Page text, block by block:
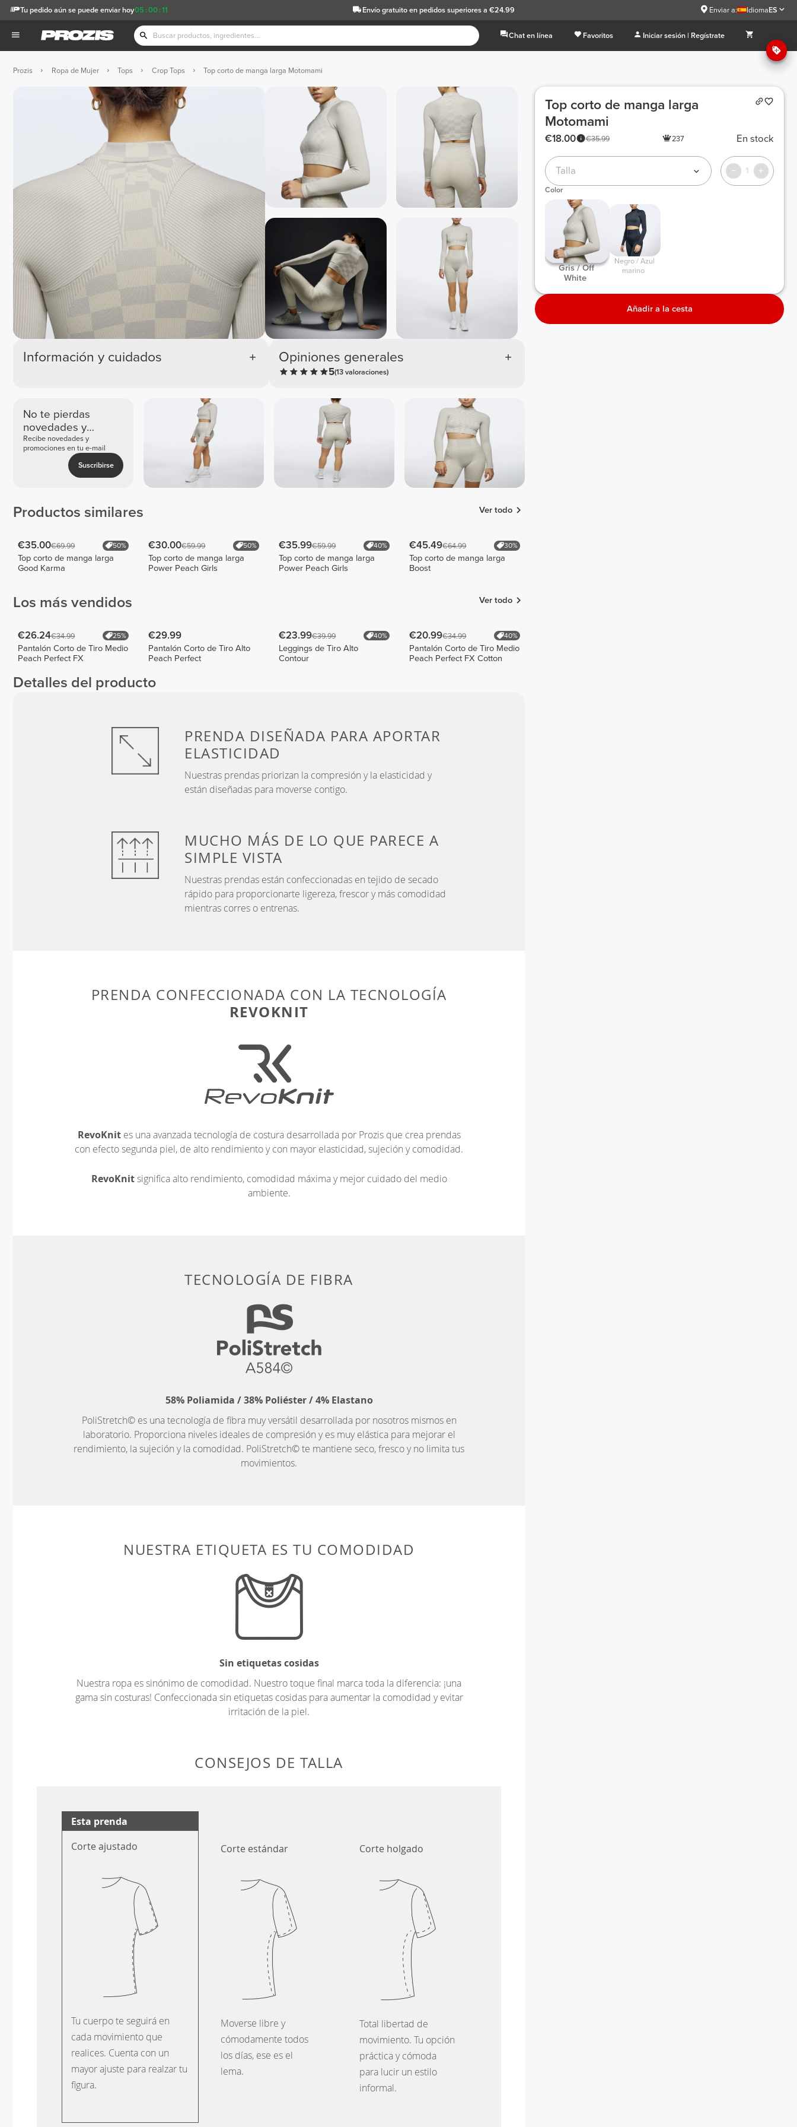
05 :00 :10
Tu pedido aún se puede enviar hoy Envío gratuitoen pedidos superiores a €24.99 Enviar a: IdiomaES
Chat en línea Favoritos Iniciar sesión | Regístrate
Prozis Ropa de Mujer Tops Crop Tops Top corto de manga larga Motomami
Información y cuidados Opiniones generales
5(13 valoraciones)
No te pierdas
novedades y
ofertas exclusivas
Recibe novedades y
promociones en tu e-mail
Suscribirse
Productos similares Ver todo
€35.00€69.99 50%
Top corto de manga larga
Good Karma
€30.00€59.99 50%
Top corto de manga larga
Power Peach Girls
€35.99€59.99 40%
Top corto de manga larga
Power Peach Girls
€45.49€64.99 30%
Top corto de manga larga
Boost
Los más vendidos Ver todo
€26.24€34.99 25%
Pantalón Corto de Tiro Medio
Peach Perfect FX
€29.99
Pantalón Corto de Tiro Alto
Peach Perfect
€23.99€39.99 40%
Leggings de Tiro Alto
Contour
€20.99€34.99 40%
Pantalón Corto de Tiro Medio
Peach Perfect FX Cotton
Detalles del producto
PRENDA DISEÑADA PARA APORTAR
ELASTICIDAD
Nuestras prendas priorizan la compresión y la elasticidad y
están diseñadas para moverse contigo.
MUCHO MÁS DE LO QUE PARECE A
SIMPLE VISTA
Nuestras prendas están confeccionadas en tejido de secado
rápido para proporcionarte ligereza, frescor y más comodidad
mientras corres o entrenas.
PRENDA CONFECCIONADA CON LA TECNOLOGÍA
REVOKNIT
RevoKnites una avanzada tecnología de costura desarrollada por Prozis que crea prendas
con efecto segunda piel, de alto rendimiento y con mayor elasticidad, sujeción y comodidad.
RevoKnitsignifica alto rendimiento, comodidad máxima y mejor cuidado del medio
ambiente.
TECNOLOGÍA DE FIBRA
58% Poliamida / 38% Poliéster / 4% Elastano
PoliStretch© es una tecnología de fibra muy versátil desarrollada por nosotros mismos en
laboratorio. Proporciona niveles ideales de compresión y es muy elástica para mejorar el
rendimiento, la sujeción y la comodidad. PoliStretch© te mantiene seco, fresco y no limita tus
movimientos.
NUESTRA ETIQUETA ES TU COMODIDAD
Sin etiquetas cosidas
Nuestra ropa es sinónimo de comodidad. Nuestro toque final marca toda la diferencia: ¡una
gama sin costuras! Confeccionada sin etiquetas cosidas para aumentar la comodidad y evitar
irritación de la piel.
CONSEJOS DE TALLA
Esta prenda
Corte ajustado
Tu cuerpo te seguirá en
cada movimiento que
realices. Cuenta con un
mayor ajuste para realzar tu
figura.
Corte estándar
Moverse libre y
cómodamente todos
los días, ese es el
lema.
Corte holgado
Total libertad de
movimiento. Tu opción
práctica y cómoda
para lucir un estilo
informal.
Top corto de manga larga
Motomami
€35.99
€18.00 237 En stock
Talla 1
Color
Gris / Off
White
marino
Añadir a la cesta